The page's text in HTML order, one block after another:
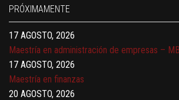
PRÓXIMAMENTE
17 AGOSTO, 2026
Gerencia de empresas familiares
17 AGOSTO, 2026
Maestría en administración de empresas –
17 AGOSTO, 2026
Maestría en finanzas
20 AGOSTO, 2026